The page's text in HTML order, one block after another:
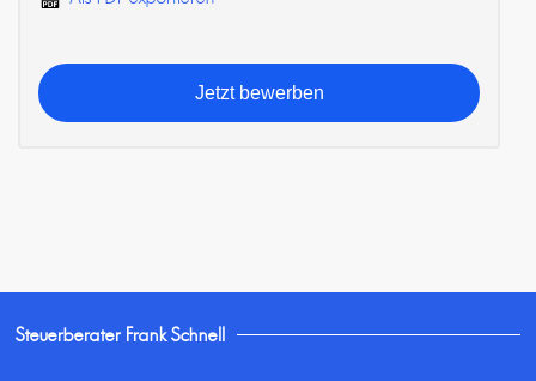
Jetzt bewerben
Steuerberater Frank Schnell